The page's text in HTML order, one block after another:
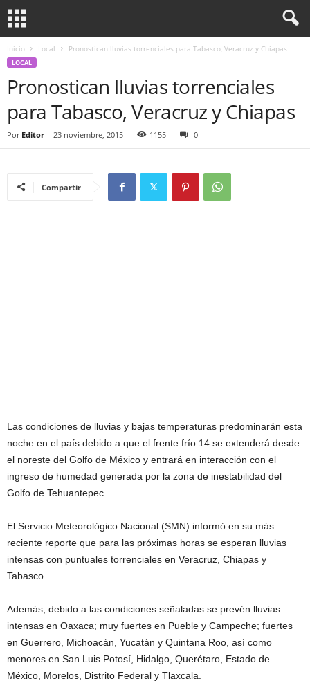
Inicio Local Pronostican lluvias torrenciales para Tabasco, Veracruz y Chiapas
LOCAL
Pronostican lluvias torrenciales
para Tabasco, Veracruz y Chiapas
Por Editor - 23 noviembre, 2015 1155 0
Compartir
Las condiciones de lluvias y bajas temperaturas predominarán esta
noche en el país debido a que el frente frío 14 se extenderá desde
el noreste del Golfo de México y entrará en interacción con el
ingreso de humedad generada por la zona de inestabilidad del
Golfo de Tehuantepec.
El Servicio Meteorológico Nacional (SMN) informó en su más
reciente reporte que para las próximas horas se esperan lluvias
intensas con puntuales torrenciales en Veracruz, Chiapas y
Tabasco.
Además, debido a las condiciones señaladas se prevén lluvias
intensas en Oaxaca; muy fuertes en Pueble y Campeche; fuertes
en Guerrero, Michoacán, Yucatán y Quintana Roo, así como
menores en San Luis Potosí, Hidalgo, Querétaro, Estado de
México, Morelos, Distrito Federal y Tlaxcala.